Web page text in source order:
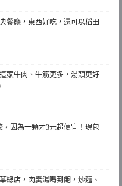
餐廳，東西好吃，還可以稻田
家牛肉、牛筋更多，湯頭更好
，因為一顆才3元超便宜！現包
總店，肉羹湯喝到飽，炒麵、